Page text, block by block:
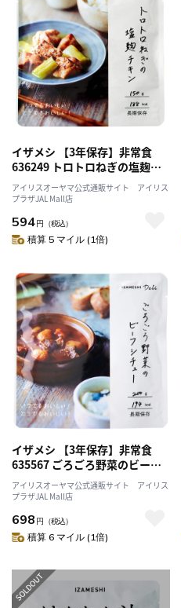
イザメシ 【3年保存】非常食
636249 トロトロねぎの塩麹チ
キン
アイリスオーヤマ公式通販サイト アイリス
プラザJAL Mall店
594円 （税込）
積算 5 マイル (1倍)
イザメシ 【3年保存】非常食
635567 ごろごろ野菜のビーフ
シチュー
アイリスオーヤマ公式通販サイト アイリス
プラザJAL Mall店
698 円 （税込）
積算 6 マイル (1倍)